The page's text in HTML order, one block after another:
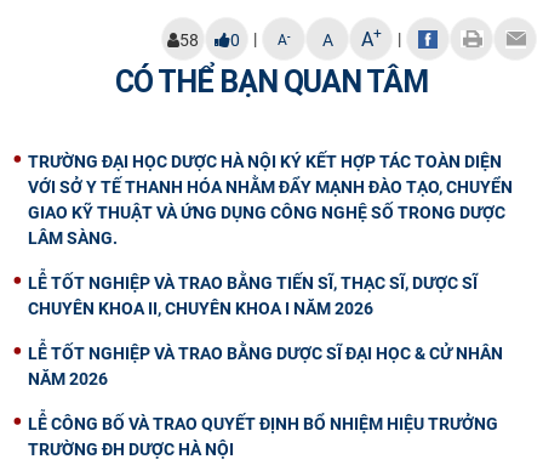
58 0 | A- A A+ |
CÓ THỂ BẠN QUAN TÂM
TRƯỜNG ĐẠI HỌC DƯỢC HÀ NỘI KÝ KẾT HỢP TÁC TOÀN DIỆN
VỚI SỞ Y TẾ THANH HÓA NHẰM ĐẨY MẠNH ĐÀO TẠO, CHUYỂN
GIAO KỸ THUẬT VÀ ỨNG DỤNG CÔNG NGHỆ SỐ TRONG DƯỢC
LÂM SÀNG.
LỄ TỐT NGHIỆP VÀ TRAO BẰNG TIẾN SĨ, THẠC SĨ, DƯỢC SĨ
CHUYÊN KHOA II, CHUYÊN KHOA I NĂM 2026
LỄ TỐT NGHIỆP VÀ TRAO BẰNG DƯỢC SĨ ĐẠI HỌC & CỬ NHÂN
NĂM 2026
LỄ CÔNG BỐ VÀ TRAO QUYẾT ĐỊNH BỔ NHIỆM HIỆU TRƯỞNG
TRƯỜNG ĐH DƯỢC HÀ NỘI